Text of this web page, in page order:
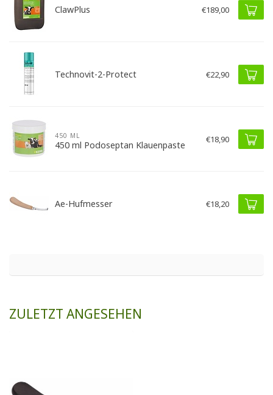
ClawPlus €189,00
Technovit-2-Protect €22,90
450 ML
450 ml Podoseptan Klauenpaste €18,90
Ae-Hufmesser €18,20
ZULETZT ANGESEHEN